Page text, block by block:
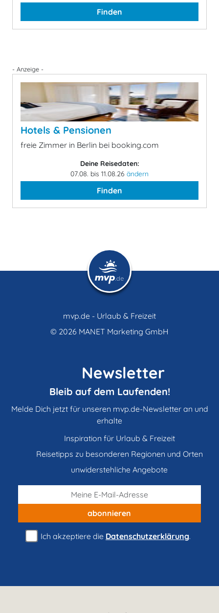
Finden
- Anzeige -
Hotels & Pensionen
freie Zimmer in Berlin bei booking.com
Deine Reisedaten:
07.08. bis 11.08.26 ändern
Finden
mvp.de - Urlaub & Freizeit
© 2026 MANET Marketing GmbH
Newsletter
Bleib auf dem Laufenden!
Melde Dich jetzt für unseren mvp.de-Newsletter an und
erhalte
Inspiration für Urlaub & Freizeit
Reisetipps zu besonderen Regionen und Orten
unwiderstehliche Angebote
abonnieren
Ich akzeptiere die Datenschutzerklärung.